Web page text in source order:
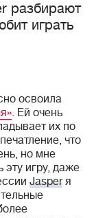
разбирают
играть
освоила
. Ей очень
их по
что
но мне
эту игру, даже
Jasperя